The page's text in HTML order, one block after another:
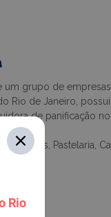
Rio
um grupo de
Rio de Janeiro,
de panificação
Vinhos, Pastelaria,